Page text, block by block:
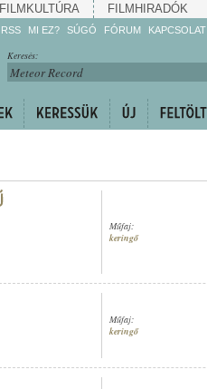
FILMKULTÚRA FILMHIRADÓK
RSS MI EZ? SÚGÓ
Gyarapítsa!
Kövesse!
FÓRUM KAPCSOLAT
Keresés:
Műfaj:
keringő
Műfaj:
keringő